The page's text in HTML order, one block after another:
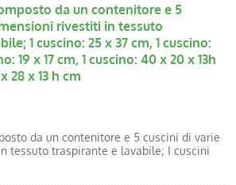
Catalogo new
da un contenitore e 5
rivestiti in tessuto
1 cuscino: 25 x 37 cm, 1 cuscino:
19 x 17 cm, 1 cuscino: 40 x 20 x 13h
28 x 13 h cm
da un contenitore e 5 cuscini di varie
tessuto traspirante e lavabile; I cuscini